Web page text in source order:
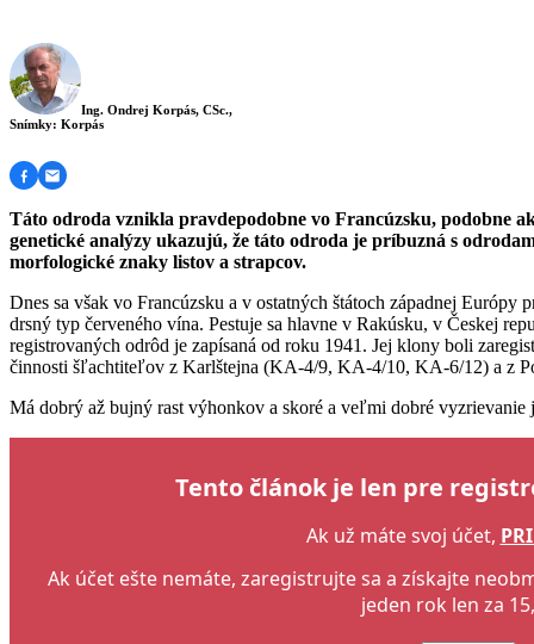
Ing. Ondrej Korpás, CSc.,
Snímky: Korpás
Táto odroda vznikla pravdepodobne vo Francúzsku, podobne
genetické analýzy ukazujú, že táto odroda je príbuzná s
morfologické znaky listov a strapcov.
Dnes sa však vo Francúzsku a v ostatných štátoch západnej Európy
drsný typ červeného vína. Pestuje sa hlavne v Rakúsku, v Českej
registrovaných odrôd je zapísaná od roku 1941. Jej klony boli
činnosti šľachtiteľov z Karlštejna (KA-4/9, KA-4/10, KA-6/12) a z
Má dobrý až bujný rast výhonkov a skoré a veľmi dobré vyzrievanie
Tento článok je len pre
Ak už máte svoj účet,
Ak účet ešte nemáte, zaregistrujte sa a získajte
jeden rok len za